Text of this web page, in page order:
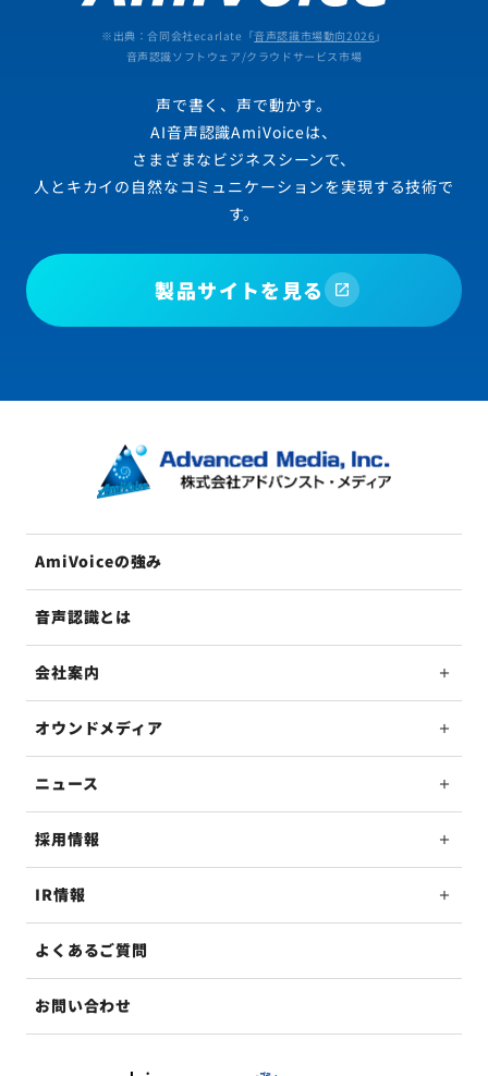
※出典：合同会社ecarlate「音声認識市場動向2026 」
音声認識ソフトウェア/クラウドサービス市場
声で書く、声で動かす。
AI音声認識AmiVoiceは、
さまざまなビジネスシーンで、
人とキカイの自然なコミュニケーションを実現する技術で
す。
製品サイトを見る
AmiVoiceの強み
音声認識とは
会社案内
オウンドメディア
ニュース
採用情報
IR情報
よくあるご質問
お問い合わせ